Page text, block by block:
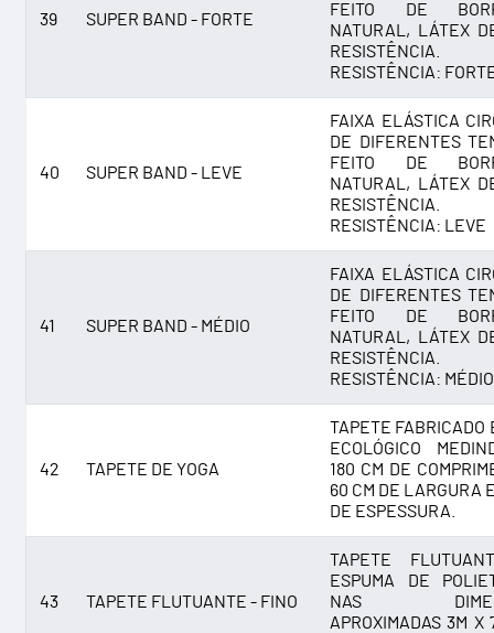
39 SUPER BAND - FORTE
FEITO DE
NATURAL, LÁTEX
RESISTÊNCIA.
RESISTÊNCIA:
40 SUPER BAND - LEVE
FAIXA ELÁSTICA
DE DIFERENTES
FEITO DE
NATURAL, LÁTEX
RESISTÊNCIA.
RESISTÊNCIA: LEVE
41 SUPER BAND - MÉDIO
FAIXA ELÁSTICA
DE DIFERENTES
FEITO DE
NATURAL, LÁTEX
RESISTÊNCIA.
RESISTÊNCIA: MÉDIO
42 TAPETE DE YOGA
TAPETE FABRICADO
ECOLÓGICO
180 CM DE
60 CM DE LARGURA
DE ESPESSURA.
43 TAPETE FLUTUANTE - FINO
TAPETE
ESPUMA DE
NAS
APROXIMADAS 3M X